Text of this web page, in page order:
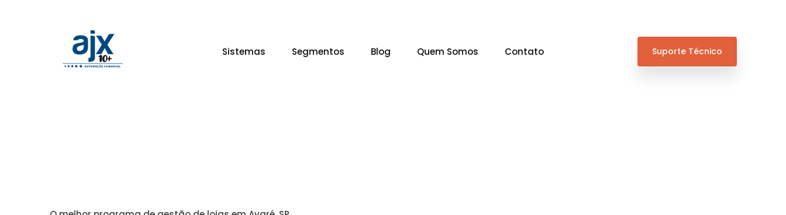
Sistemas Segmentos Blog Quem Somos Contato Suporte Técnico